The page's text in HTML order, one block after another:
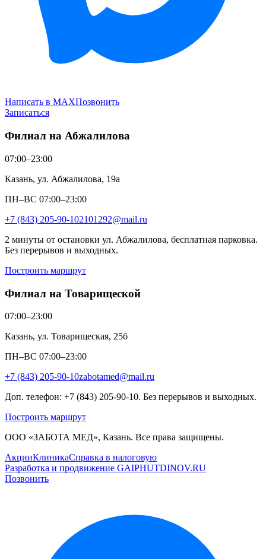
Написать в MAXПозвонить
Записаться
Филиал на Абжалилова
07:00–23:00
Казань, ул. Абжалилова, 19а
ПН–ВС 07:00–23:00
+7 (843) 205-90-102101292@mail.ru
2 минуты от остановки ул. Абжалилова, бесплатная парковка.
Без перерывов и выходных.
Построить маршрут
Филиал на Товарищеской
07:00–23:00
Казань, ул. Товарищеская, 25б
ПН–ВС 07:00–23:00
+7 (843) 205-90-10zabotamed@mail.ru
Доп. телефон: +7 (843) 205-90-10. Без перерывов и выходных.
Построить маршрут
ООО «ЗАБОТА МЕД», Казань. Все права защищены.
АкцииКлиникаСправка в налоговую
Разработка и продвижение GAIPHUTDINOV.RU
Позвонить